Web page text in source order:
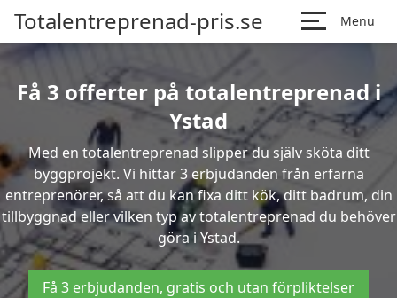
Totalentreprenad-pris.se Menu
Få 3 offerter på totalentreprenad i
Ystad
Med en totalentreprenad slipper du själv sköta ditt
byggprojekt. Vi hittar 3 erbjudanden från erfarna
entreprenörer, så att du kan fixa ditt kök, ditt badrum, din
tillbyggnad eller vilken typ av totalentreprenad du behöver
göra i Ystad.
Få 3 erbjudanden, gratis och utan förpliktelser